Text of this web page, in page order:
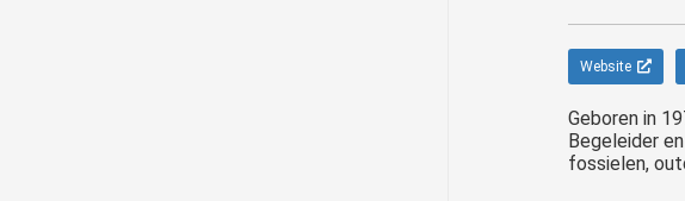
Website
Geboren in
Begeleider
fossielen,